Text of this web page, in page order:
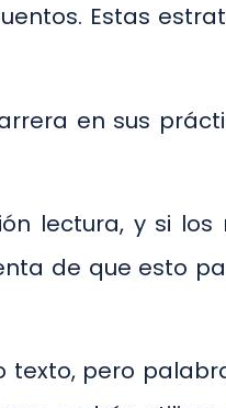
Estas
en sus
lectura, y si
de que esto
pero